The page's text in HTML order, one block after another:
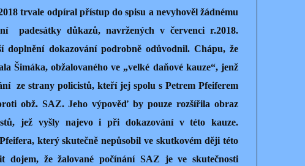
trvale odpíral přístup do spisu a nevyhověl žádnému
padesátky důkazů, navržených v červenci r.2018.
doplnění dokazování podrobně odůvodnil. Chápu, že
Šimáka, obžalovaného ve „velké daňové kauze“, jenž
ze strany policistů, kteří jej spolu s Petrem Pfeiferem
obž. SAZ. Jeho výpověď by pouze rozšířila obraz
jež vyšly najevo i při dokazování v této kauze.
který skutečně nepůsobil ve skutkovém ději této
dojem, že žalované počínání SAZ je ve skutečnosti